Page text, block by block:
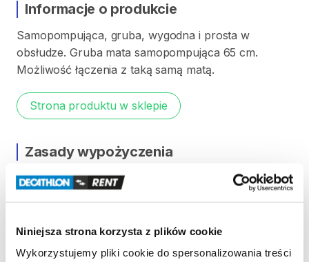
Niniejsza strona korzysta z plików cookie
Wykorzystujemy pliki cookie do spersonalizowania treści
Informacje o produkcie
Samopompująca​,​ gruba​,​ wygodna i prosta w
obsłudze. Gruba mata samopompująca 65 cm.
Możliwość łączenia z taką samą matą.
Strona produktu w sklepie
Zasady wypożyczenia
REGULAMIN